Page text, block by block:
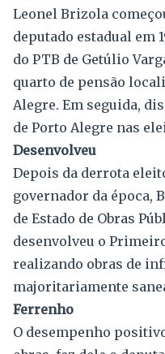
Leonel Brizola
deputado estadual em
do PTB de Getúlio
quarto de pensão
Alegre. Em seguida,
de Porto Alegre nas
Desenvolveu
Depois da derrota
governador da época,
de Estado de Obras
desenvolveu o
realizando obras de
majoritariamente
Ferrenho
O desempenho